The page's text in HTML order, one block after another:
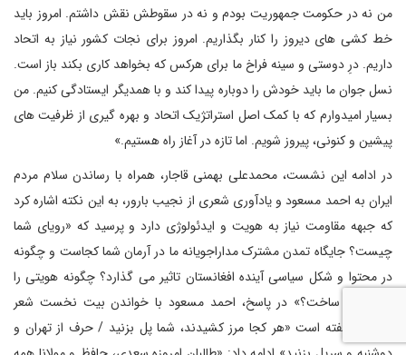
من نه در حکومت جمهوریت بودم و نه در سقوطش نقش داشتم. امروز باید
خط کشی های دیروز را کنار بگذاریم. امروز برای نجات کشور نیاز به اتحاد
داریم. درِ دوستی و سینه فراخ ما برای هرکس که بخواهد کاری بکند باز است.
نسل جوان ما باید خودش را دوباره پیدا کند و با همدیگر ایستادگی کنیم. من
بسیار امیدوارم که با کمک اصل استراتژیک اتحاد و بهره گیری از ظرفیت های
پیشین و کنونی، پیروز شویم. اما تازه در آغاز راه هستیم.»
در ادامه این نشست، محمدعلی بهمنی قاجار، همراه با رساندن سلام مردم
ایران به احمد مسعود و یادآوری شعری از نجیب بارور، به این نکته اشاره کرد
که جبهه مقاومت نیاز به هویت و ایدئولوژی دارد و پرسید که «رویای شما
چیست؟ جایگاه تمدن مشترک مداراجویانه ما در آرمان شما کجاست و چگونه
در محتوا و شکل سیاسی آینده افغانستان تاثیر می گذارد؟ چگونه هویتی را
برخواهید ساخت؟» در پاسخ، احمد مسعود با خواندن بیت نخست شعر
بارور که گفته است «هر کجا مرز کشیدند، شما پل بزنید / حرف از تهران و